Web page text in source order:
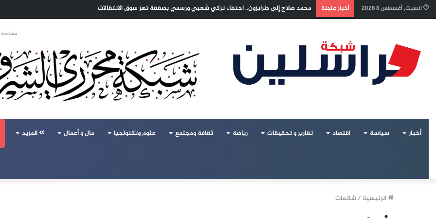
السبت, أغسطس 8 2026 أخبار عاجلة إسرائيل تراقب «اتفاق مكة» بقلق.. تحالف تركيا والسعودية وباكستان يفتح أسئلة جديدة حول ميزان القوى الإقليمي
مساحة
أخبار سياسة اقتصاد تقارير و تحقيقات رياضة ثقافة ومجتمع علوم وتكنولجيا مال و أعمال المزيد
الرئيسية / شائعات